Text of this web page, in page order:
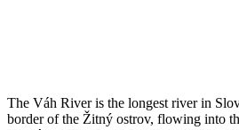
The Váh River is the longest river in
border of the Žitný ostrov, flowing into